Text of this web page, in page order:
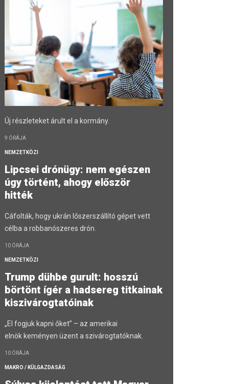
Új részleteket árult el a kormány.
9 ÓRÁJA
NEMZETKÖZI
Lipcsei drónügy: nem egészen
úgy történt, ahogy először
hitték
Cáfolták, hogy ukrán lőszerszállító gépet vett
célba a robbanószeres drón.
10 ÓRÁJA
NEMZETKÖZI
Trump dühbe gurult: hosszú
börtönt ígér a hadsereg titkainak
kiszivárogtatóinak
„El fogjuk kapni őket” – az amerikai
elnök keményen üzent a szivárogtatóknak.
10 ÓRÁJA
MAKRO / KÜLGAZDASÁG